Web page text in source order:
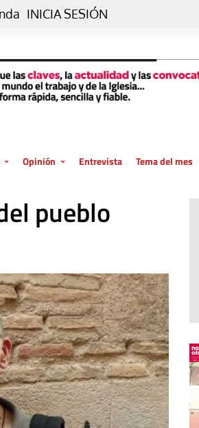
INICIA SESIÓN
día
tu vida
Opinión
Blog De paso…
Blog Desde mi azotea
Viñeta
Tribuna
Blog Sembrando sueños,
recogiendo humanidad
Blog Mensajes guardados
La columna
Entrevista Tema del mes
pueblo